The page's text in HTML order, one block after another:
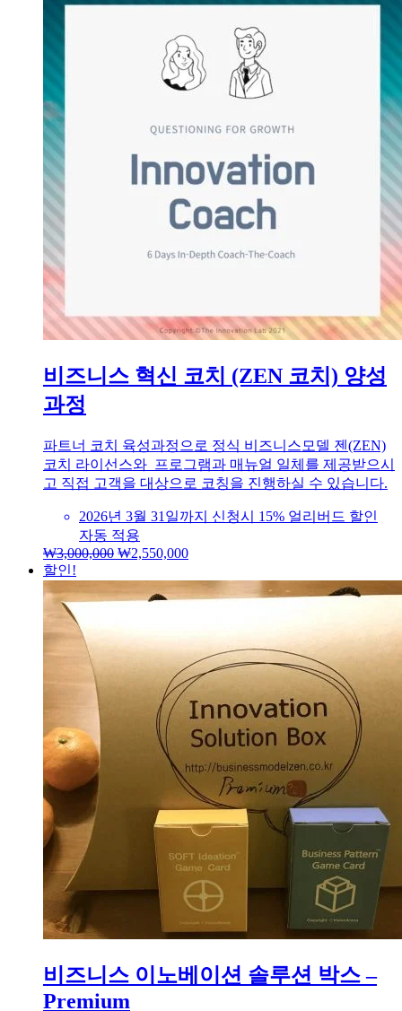
비즈니스 혁신 코치 (ZEN 코치) 양성
과정
파트너 코치 육성과정으로 정식 비즈니스모델 젠(ZEN)
코치 라이선스와 프로그램과 매뉴얼 일체를 제공받으시
고 직접 고객을 대상으로 코칭을 진행하실 수 있습니다.
2026년 3월 31일까지 신청시 15% 얼리버드 할인
자동 적용
₩3,000,000 원
가
₩2,550,000현
가
할인!
비즈니스 이노베이션 솔루션 박스 –
Premium